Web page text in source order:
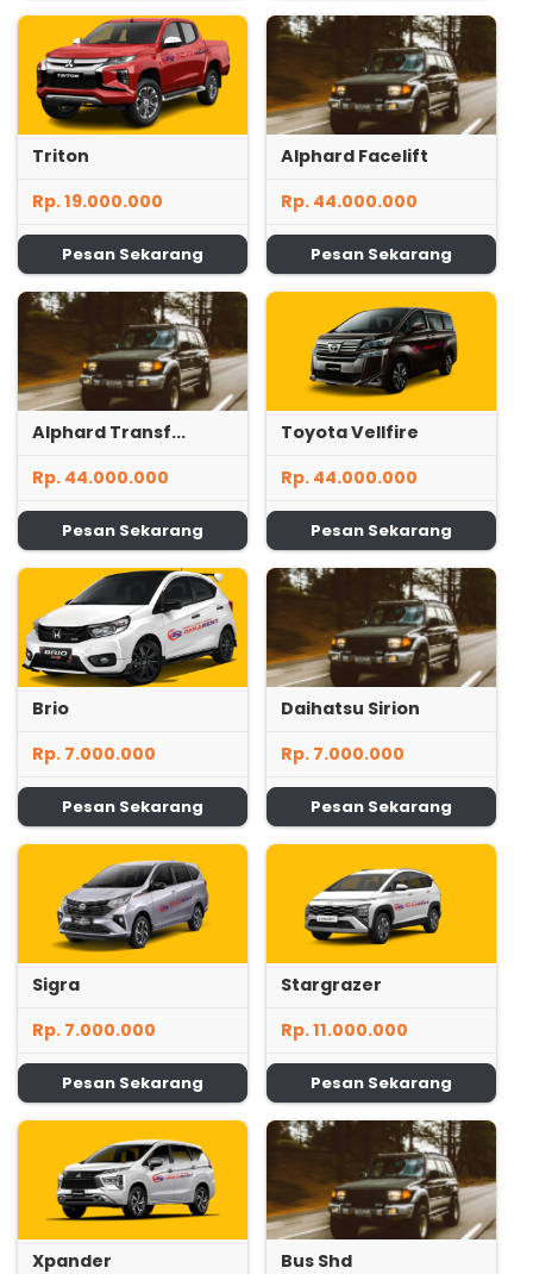
Triton
Rp. 19.000.000
Pesan Sekarang
Alphard Facelift
Rp. 44.000.000
Pesan Sekarang
Alphard Transf...
Rp. 44.000.000
Pesan Sekarang
Toyota Vellfire
Rp. 44.000.000
Pesan Sekarang
Brio
Rp. 7.000.000
Pesan Sekarang
Daihatsu Sirion
Rp. 7.000.000
Pesan Sekarang
Sigra
Rp. 7.000.000
Pesan Sekarang
Stargrazer
Rp. 11.000.000
Pesan Sekarang
Xpander Bus Shd